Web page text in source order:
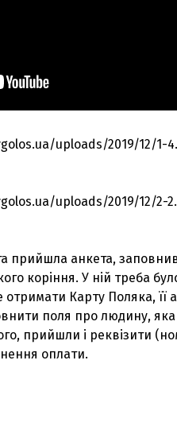
uploads/2019/12/1-
uploads/2019/12/2-
прийшла анкета,
коріння. У ній треба
Карту Поляка, її
поля про людину,
прийшли і реквізити
оплати.